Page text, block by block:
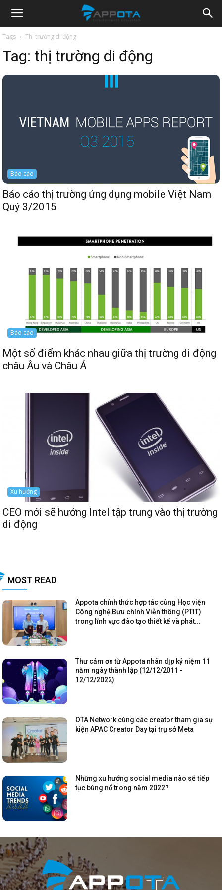
Appota
News
Tags Thị trường di động
Tag: thị trường di động
Báo cáo
Báo cáo thị trường ứng dụng mobile Việt Nam
Quý 3/2015
Báo cáo
Một số điểm khác nhau giữa thị trường di động
châu Âu và Châu Á
Xu hướng
CEO mới sẽ hướng Intel tập trung vào thị trường
di động
MOST READ
Appota chính thức hợp tác cùng Học viện
Công nghệ Bưu chính Viễn thông (PTIT)
trong lĩnh vực đào tạo thiết kế và phát...
Thư cảm ơn từ Appota nhân dịp kỷ niệm 11
năm ngày thành lập (12/12/2011 -
12/12/2022)
OTA Network cùng các creator tham gia sự
kiện APAC Creator Day tại trụ sở Meta
Những xu hướng social media nào sẽ tiếp
tục bùng nổ trong năm 2022?